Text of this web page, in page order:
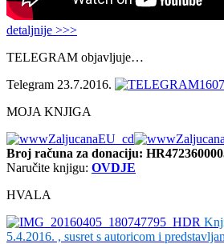
detaljnije >>>
TELEGRAM objavljuje…
Telegram 23.7.2016.
MOJA KNJIGA
Broj računa za donaciju:
Naručite knjigu: OVDJE
HVALA
5.4.2016. , susret s autoricom i